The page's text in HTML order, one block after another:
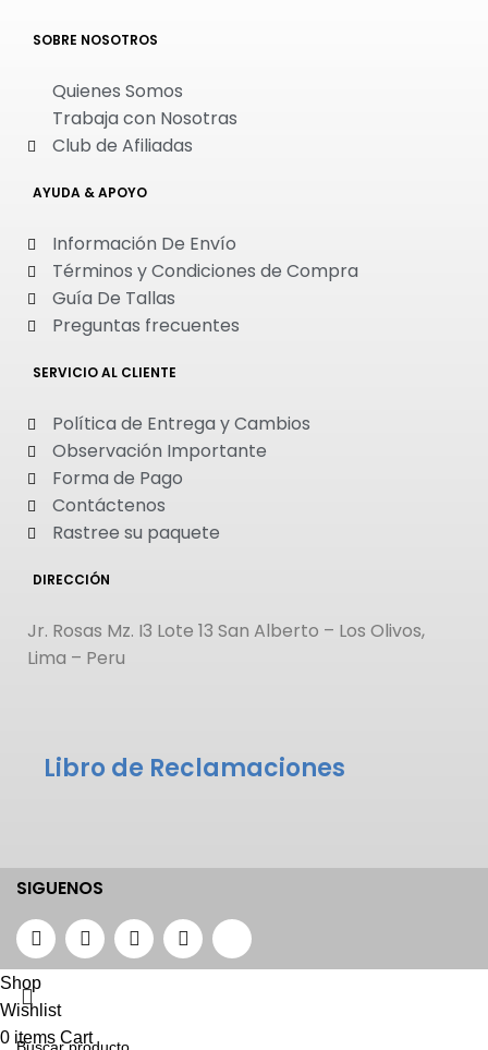
SOBRE NOSOTROS
Quienes Somos
Trabaja con Nosotras
Club de Afiliadas
AYUDA & APOYO
Información De Envío
Términos y Condiciones de Compra
Guía De Tallas
Preguntas frecuentes
SERVICIO AL CLIENTE
Política de Entrega y Cambios
Observación Importante
Forma de Pago
Contáctenos
Rastree su paquete
DIRECCIÓN
Jr. Rosas Mz. I3 Lote 13 San Alberto – Los Olivos,
Lima – Peru
Libro de Reclamaciones
SIGUENOS
Shop
Wishlist
0 items Cart